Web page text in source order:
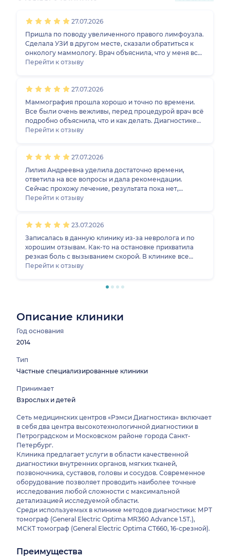
27.07.2026
Пришла по поводу увеличенного правого лимфоузла.
Сделала УЗИ в другом месте, сказали обратиться к
онкологу маммологу. Врач объяснила, что у меня все
в порядке и переживать не стоит. Внимательно
Впервые была у онколога, и все прошло
замечательно. Спасибо большое.
Перейти к отзыву
27.07.2026
Маммография прошла хорошо и точно по времени.
Все были очень вежливы, перед процедурой врач всё
подробно объяснила, что и как делать. Диагностике
уделили достаточно времени.
Перейти к отзыву
27.07.2026
Лилия Андреевна уделила достаточно времени,
ответила на все вопросы и дала рекомендации.
Сейчас прохожу лечение, результата пока нет,
дальше будет повторный приём.
Перейти к отзыву
23.07.2026
Записалась в данную клинику из-за невролога и по
хорошим отзывам. Как-то на остановке прихватила
резкая боль с вызыванием скорой. В клинике все
чисто, быстро оформили. Есть большая парковка. По
клиники, то точно могу ее рекомендовать. Есть и
Перейти к отзыву
Описание клиники
Год основания
2014
Тип
Частные специализированные клиники
Принимает
Взрослых и детей
Сеть медицинских центров «Рэмси Диагностика» включает
в себя два центра высокотехнологичной диагностики в
Петроградском и Московском районе города Санкт-
Петербург.
Клиника предлагает услуги в области качественной
диагностики внутренних органов, мягких тканей,
позвоночника, суставов, головы и сосудов. Современное
оборудование позволяет проводить наиболее точные
исследования любой сложности с максимальной
детализацией исследуемой области.
Среди используемых в клинике методов диагностики: МРТ
томограф (General Electric Optima MR360 Advance 1.5T.),
МСКТ томограф (General Electric Optima CT660, 16-срезной).
Преимущества
Записалось